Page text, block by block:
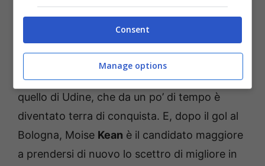
Sono pochissime, invece, le possibilità della
Fiorentina di andare in Europa il prossimo
anno. Ma la squadra di Palladino deve
comunque cercare di vincere su un campo,
quello di Udine, che da un po’ di tempo è
diventato terra di conquista. E, dopo il gol al
Bologna, Moise Kean è il candidato maggiore
a prendersi di nuovo lo scettro di migliore in
Consent
Manage options